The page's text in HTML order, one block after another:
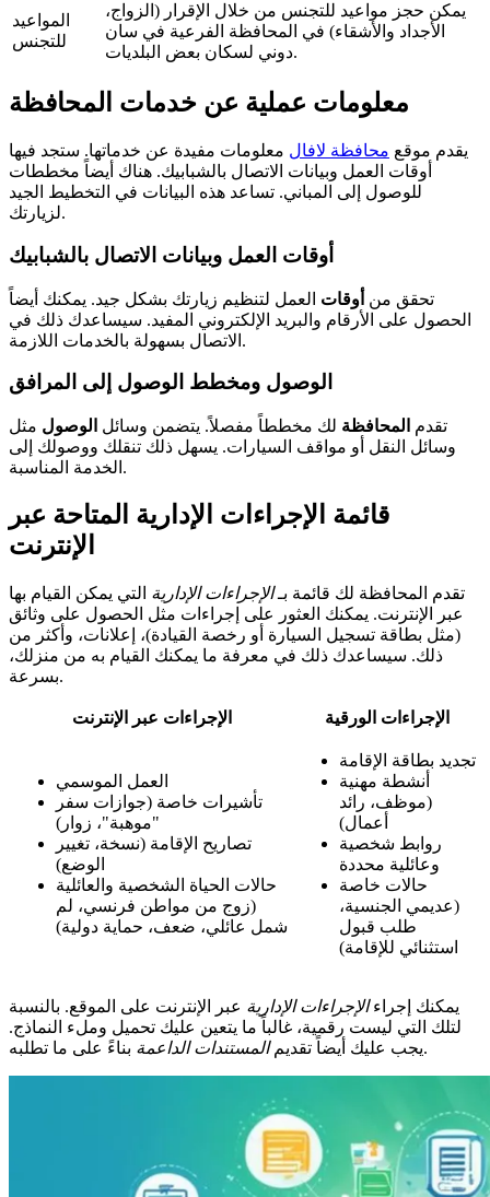
المواعيد
للتجنس
يمكن حجز مواعيد للتجنس من خلال الإقرار (الزواج،
الأجداد والأشقاء) في المحافظة الفرعية في سان
دوني لسكان بعض البلديات.
معلومات عملية عن خدمات المحافظة
يقدم موقع محافظة لافال معلومات مفيدة عن خدماتها. ستجد فيها
أوقات العمل وبيانات الاتصال بالشبابيك. هناك أيضاً مخططات
للوصول إلى المباني. تساعد هذه البيانات في التخطيط الجيد
لزيارتك.
أوقات العمل وبيانات الاتصال بالشبابيك
تحقق من أوقات العمل لتنظيم زيارتك بشكل جيد. يمكنك أيضاً
الحصول على الأرقام والبريد الإلكتروني المفيد. سيساعدك ذلك في
الاتصال بسهولة بالخدمات اللازمة.
الوصول ومخطط الوصول إلى المرافق
تقدم المحافظة لك مخططاً مفصلاً. يتضمن وسائل الوصول مثل
وسائل النقل أو مواقف السيارات. يسهل ذلك تنقلك ووصولك إلى
الخدمة المناسبة.
قائمة الإجراءات الإدارية المتاحة عبر
الإنترنت
تقدم المحافظة لك قائمة بـالإجراءات الإدارية التي يمكن القيام بها
عبر الإنترنت. يمكنك العثور على إجراءات مثل الحصول على وثائق
(مثل بطاقة تسجيل السيارة أو رخصة القيادة)، إعلانات، وأكثر من
ذلك. سيساعدك ذلك في معرفة ما يمكنك القيام به من منزلك،
بسرعة.
الإجراءات عبر الإنترنت الإجراءات الورقية
العمل الموسمي
تأشيرات خاصة (جوازات سفر
"موهبة"، زوار)
تصاريح الإقامة (نسخة، تغيير
الوضع)
حالات الحياة الشخصية والعائلية
(زوج من مواطن فرنسي، لم
شمل عائلي، ضعف، حماية دولية)
تجديد بطاقة الإقامة
أنشطة مهنية
(موظف، رائد
أعمال)
روابط شخصية
وعائلية محددة
حالات خاصة
(عديمي الجنسية،
طلب قبول
استثنائي للإقامة)
يمكنك إجراءالإجراءات الإدارية عبر الإنترنت على الموقع. بالنسبة
لتلك التي ليست رقمية، غالباً ما يتعين عليك تحميل وملء النماذج.
يجب عليك أيضاً تقديمالمستندات الداعمة بناءً على ما تطلبه.